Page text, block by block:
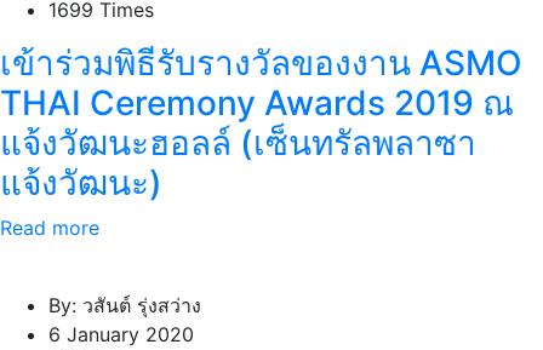
1699 Times
เข้าร่วมพิธีรับรางวัลของงาน ASMO
THAI Ceremony Awards 2019 ณ
แจ้งวัฒนะฮอลล์ (เซ็นทรัลพลาซา
แจ้งวัฒนะ)
Read more
By: วสันต์ รุ่งสว่าง
6 January 2020